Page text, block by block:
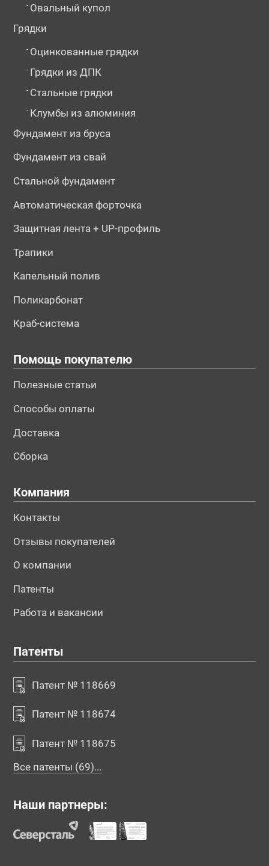
- Овальный купол
Грядки
- Оцинкованные грядки
- Грядки из ДПК
- Стальные грядки
- Клумбы из алюминия
Фундамент из бруса
Фундамент из свай
Стальной фундамент
Автоматическая форточка
Защитная лента + UP-профиль
Трапики
Капельный полив
Поликарбонат
Краб-система
Помощь покупателю
Полезные статьи
Способы оплаты
Доставка
Сборка
Компания
Контакты
Отзывы покупателей
О компании
Патенты
Работа и вакансии
Патенты
Патент № 118669
Патент № 118674
Патент № 118675
Все патенты (69)...
Наши партнеры: